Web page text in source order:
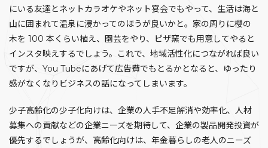
にいる友達とネットカラオケやネット宴会でもやって、生活は海と
山に囲まれて温泉に浸かってのほうが良いかと。家の周りに櫻の
木を 100 本くらい植え、園芸をやり、ピザ窯でも用意してやると
インスタ映えするでしょう。これで、地域活性化につながれば良い
ですが、You Tubeにあげて広告費でもとるかとなると、ゆったり
感がなくなりビジネスの話になってしまいます。
少子高齢化の少子化向けは、企業の人手不足解消や効率化、人材
募集への貢献などの企業ニーズを期待して、企業の製品開発投資が
優先するでしょうが、高齢化向けは、年金暮らしの老人のニーズ